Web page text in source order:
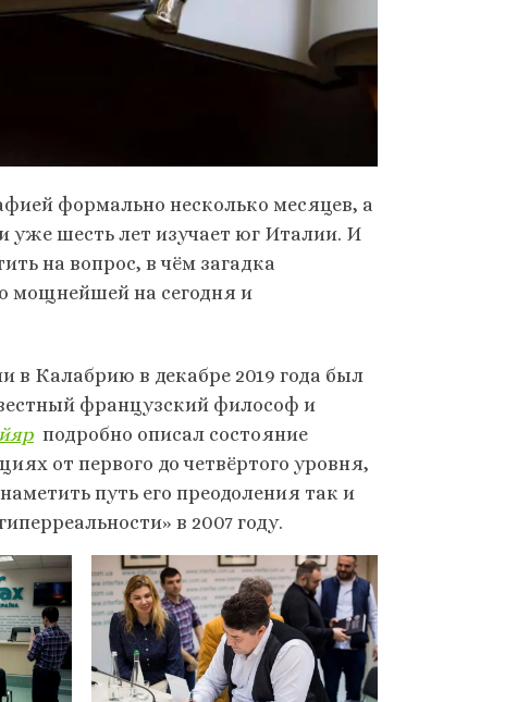
формально несколько месяцев, а
шесть лет изучает юг Италии. И
на вопрос, в чём загадка
мощнейшей на сегодня и
в Калабрию в декабре 2019 года был
французский философ и
подробно описал состояние
от первого до четвёртого уровня,
путь его преодоления так и
в 2007 году.